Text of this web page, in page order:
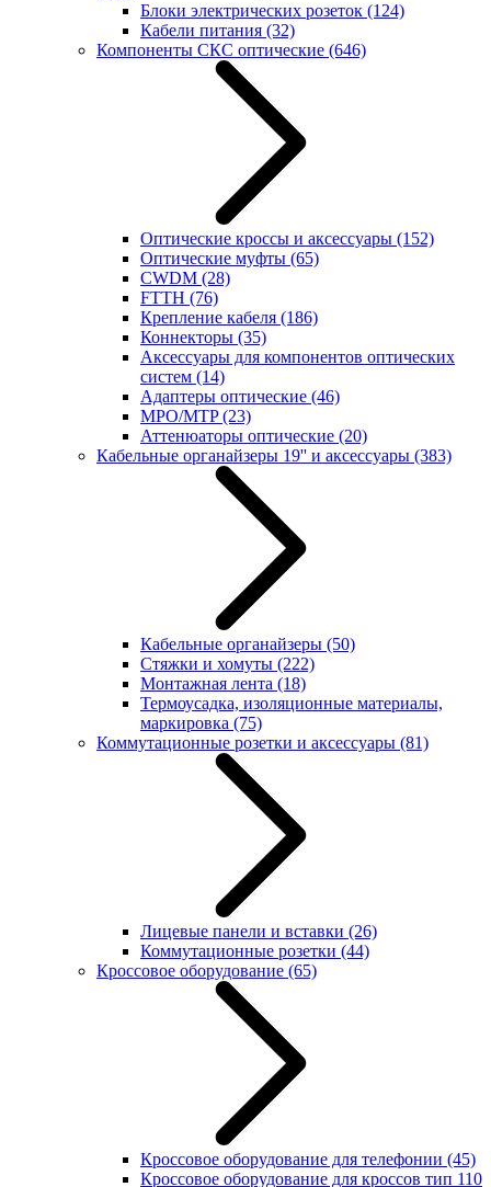
Блоки электрических розеток (124)
Кабели питания (32)
Компоненты СКС оптические (646)
Оптические кроссы и аксессуары (152)
Оптические муфты (65)
CWDM (28)
FTTH (76)
Крепление кабеля (186)
Коннекторы (35)
Аксессуары для компонентов оптических
систем (14)
Адаптеры оптические (46)
MPO/MTP(23)
Аттенюаторы оптические (20)
Кабельные органайзеры 19'' и аксессуары (383)
Кабельные органайзеры (50)
Стяжки и хомуты (222)
Монтажная лента (18)
Термоусадка, изоляционные материалы,
маркировка (75)
Коммутационные розетки и аксессуары (81)
Лицевые панели и вставки (26)
Коммутационные розетки (44)
Кроссовое оборудование (65)
Кроссовое оборудование для телефонии (45)
Кроссовое оборудование для кроссов тип 110